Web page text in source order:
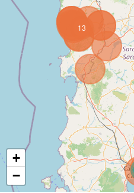
13
+
−